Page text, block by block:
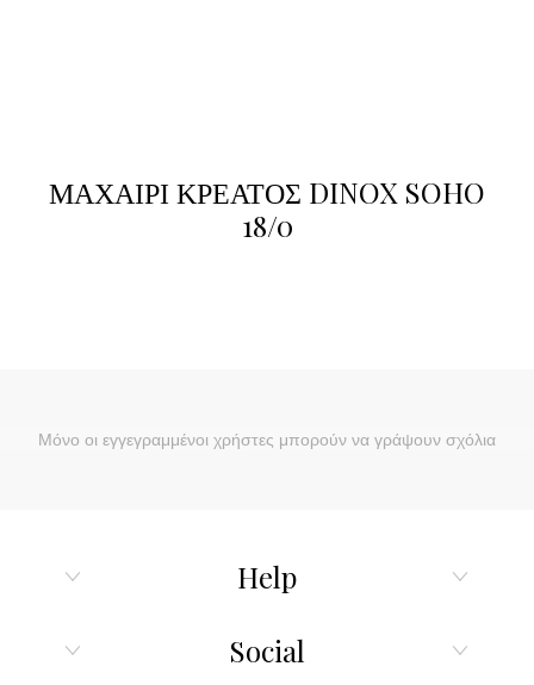
ΜΑΧΑΙΡΙ ΚΡΕΑΤΟΣ DINOX SOHO
18/0
Μόνο οι εγγεγραμμένοι χρήστες μπορούν να γράψουν σχόλια
Help
Social